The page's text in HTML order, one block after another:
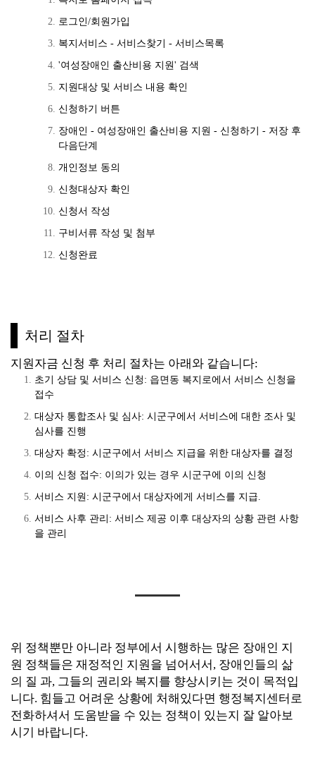
로그인/회원가입
복지서비스 - 서비스찾기 - 서비스목록
'여성장애인 출산비용 지원' 검색
지원대상 및 서비스 내용 확인
신청하기 버튼
장애인 - 여성장애인 출산비용 지원 - 신청하기 - 저장 후
다음단계
개인정보 동의
신청대상자 확인
신청서 작성
구비서류 작성 및 첨부
신청완료
처리 절차
지원자금 신청 후 처리 절차는 아래와 같습니다:
초기 상담 및 서비스 신청: 읍면동 복지로에서 서비스 신청을
접수
대상자 통합조사 및 심사: 시군구에서 서비스에 대한 조사 및
심사를 진행
대상자 확정: 시군구에서 서비스 지급을 위한 대상자를 결정
이의 신청 접수: 이의가 있는 경우 시군구에 이의 신청
서비스 지원: 시군구에서 대상자에게 서비스를 지급.
서비스 사후 관리: 서비스 제공 이후 대상자의 상황 관련 사항
을 관리
위 정책뿐만 아니라 정부에서 시행하는 많은 장애인 지
원 정책들은 재정적인 지원을 넘어서서, 장애인들의 삶
의 질 과, 그들의 권리와 복지를 향상시키는 것이 목적입
니다. 힘들고 어려운 상황에 처해있다면 행정복지센터로
전화하셔서 도움받을 수 있는 정책이 있는지 잘 알아보
시기 바랍니다.